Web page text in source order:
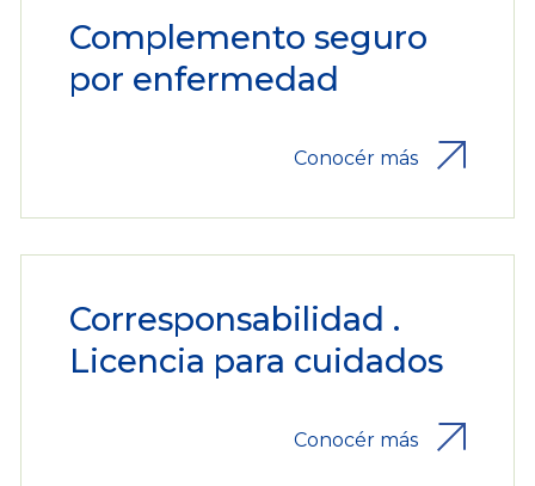
Complemento seguro
por enfermedad
Conocér más
Corresponsabilidad .
Licencia para cuidados
Conocér más